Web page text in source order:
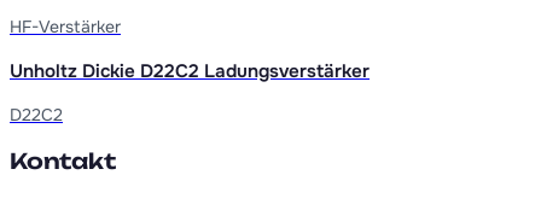
HF-Verstärker
Unholtz Dickie D22C2 Ladungsverstärker
D22C2
Kontakt